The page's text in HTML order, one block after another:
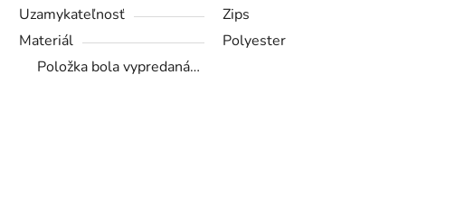
Uzamykateľnosť
Zips
Materiál
Polyester
Položka bola vypredaná…